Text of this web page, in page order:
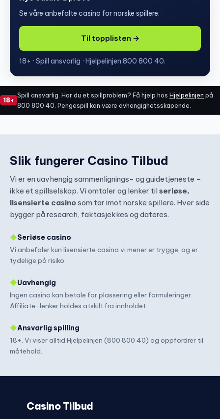
Se våre anbefalte casino for norske spillere.
Til topplisten →
18+ · Spill ansvarlig · Hjelpelinjen 800 800 40.
18+
Spill ansvarlig. Har du et spillproblem? Få hjelp hos Hjelpelinjen på
800 800 40. Pengespill kan være avhengighetsskapende.
Slik fungerer Casino Tilbud
Vi er en uavhengig sammenlignings- og guidetjeneste –
ikke et spillselskap. Vi omtaler og lenker til seriøse,
lisensierte casinosom tar imot norske spillere. Hver side
bygger på research, faktasjekkes og dateres.
◆Seriøse casino
Vi anbefaler kun lisensierte casino vi mener er trygge, og er
tydelige på risiko.
◆Uavhengig
Ingen casino kan betale for plassering eller formuleringer.
Affiliate-lenker holdes atskilt fra innholdet.
◆Ansvarlig spilling
18+. Vi viser alltid Hjelpelinjen (800 800 40) og oppfordrer til
måtehold.
Casino Tilbud